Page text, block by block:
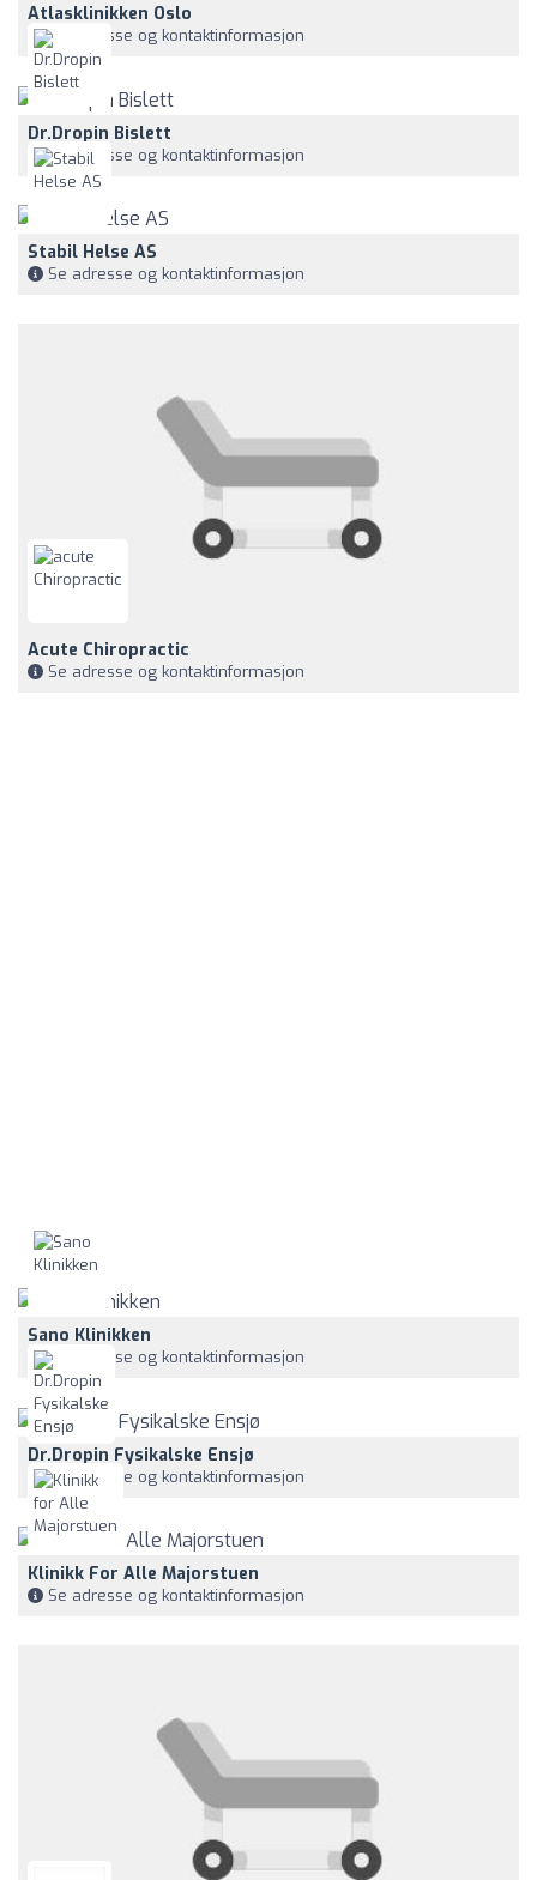
Atlasklinikken Oslo
Se adresse og kontaktinformasjon
Dr.Dropin Bislett
Se adresse og kontaktinformasjon
Stabil Helse AS
Se adresse og kontaktinformasjon
Acute Chiropractic
Se adresse og kontaktinformasjon
Sano Klinikken
Se adresse og kontaktinformasjon
Dr.Dropin Fysikalske Ensjø
Se adresse og kontaktinformasjon
Klinikk For Alle Majorstuen
Se adresse og kontaktinformasjon